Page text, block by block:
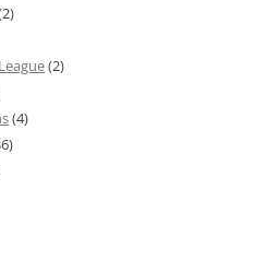
(2)
(4)